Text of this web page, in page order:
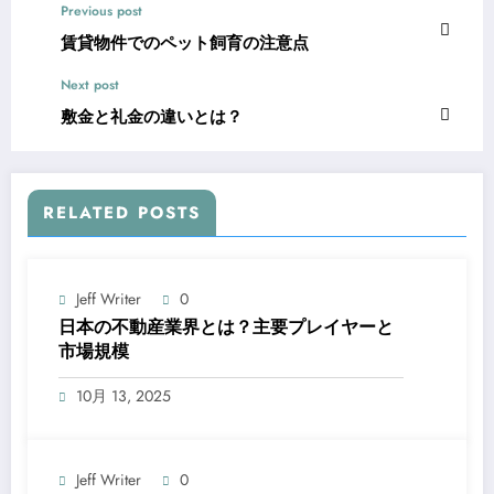
Previous post
賃貸物件でのペット飼育の注意点
Next post
敷金と礼金の違いとは？
RELATED POSTS
Jeff Writer 0
日本の不動産業界とは？主要プレイヤーと
市場規模
10月 13, 2025
Jeff Writer 0